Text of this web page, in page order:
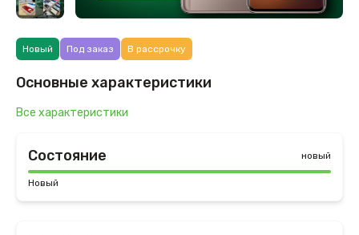
Новый Под заказ В рассрочку
Основные характеристики
Все характеристики
Состояние новый
Новый